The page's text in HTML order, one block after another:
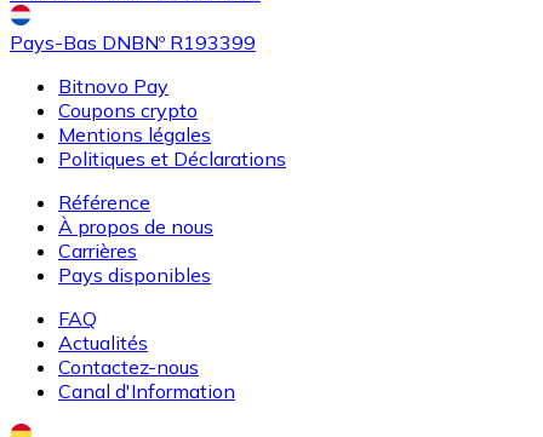
Pays-Bas DNBNº R193399
Bitnovo Pay
Coupons crypto
Mentions légales
Politiques et Déclarations
Référence
À propos de nous
Carrières
Pays disponibles
FAQ
Actualités
Contactez-nous
Canal d'Information